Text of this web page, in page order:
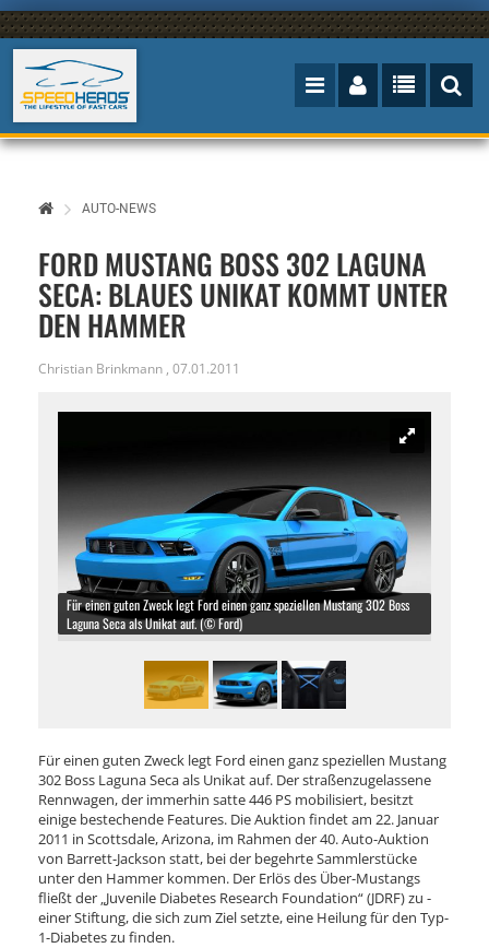
AUTO-NEWS
FORD MUSTANG BOSS 302 LAGUNA
SECA: BLAUES UNIKAT KOMMT UNTER
DEN HAMMER
Christian Brinkmann , 07.01.2011
Für einen guten Zweck legt Ford einen ganz speziellen Mustang 302 Boss
Laguna Seca als Unikat auf. (© Ford)
Für einen guten Zweck legt Ford einen ganz speziellen Mustang
302 Boss Laguna Seca als Unikat auf. Der straßenzugelassene
Rennwagen, der immerhin satte 446 PS mobilisiert, besitzt
einige bestechende Features. Die Auktion findet am 22. Januar
2011 in Scottsdale, Arizona, im Rahmen der 40. Auto-Auktion
von Barrett-Jackson statt, bei der begehrte Sammlerstücke
unter den Hammer kommen. Der Erlös des Über-Mustangs
fließt der „Juvenile Diabetes Research Foundation“ (JDRF) zu -
einer Stiftung, die sich zum Ziel setzte, eine Heilung für den Typ-
1-Diabetes zu finden.